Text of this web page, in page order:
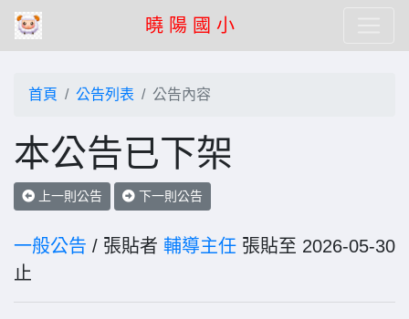
曉 陽 國 小
首頁 公告列表 公告內容
本公告已下架
上一則公告 下一則公告
一般公告 / 張貼者 輔導主任 張貼至 2026-05-30
止